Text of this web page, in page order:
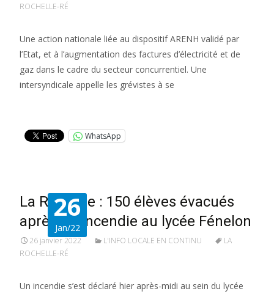
ROCHELLE-RÉ
Une action nationale liée au dispositif ARENH validé par
l’Etat, et à l’augmentation des factures d’électricité et de
gaz dans le cadre du secteur concurrentiel. Une
intersyndicale appelle les grévistes à se
WhatsApp
26
Jan/22
La Rochelle : 150 élèves évacués
après un incendie au lycée Fénelon
26 janvier 2022 L'INFO LOCALE EN CONTINU
LA
ROCHELLE-RÉ
Un incendie s’est déclaré hier après-midi au sein du lycée